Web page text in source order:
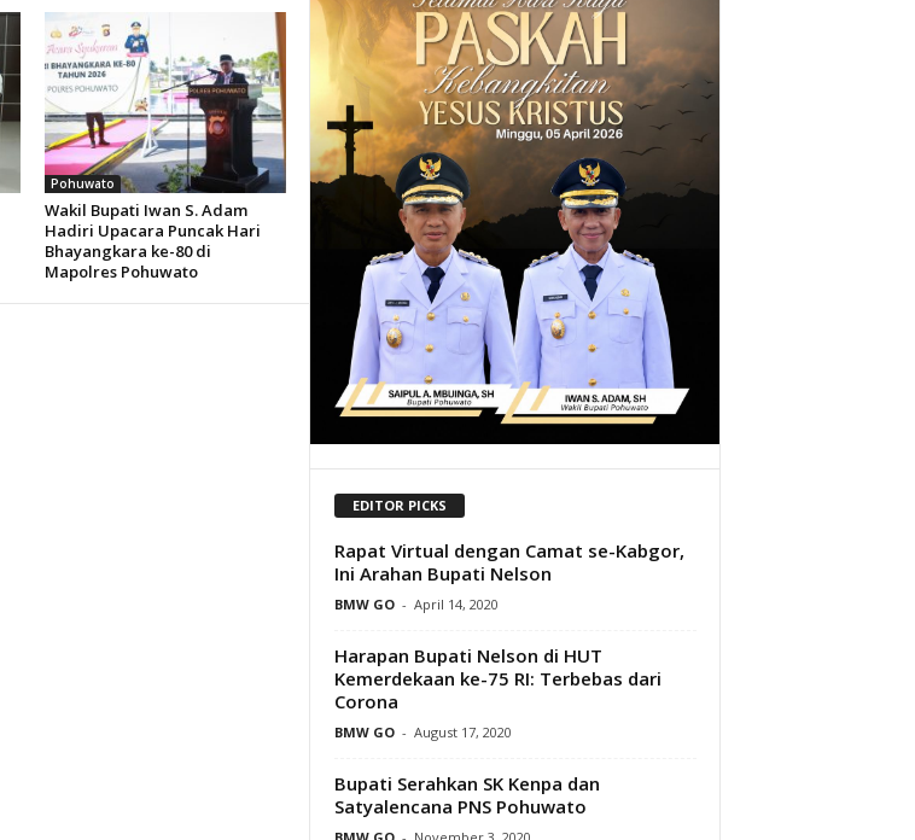
Pohuwato
Wakil Bupati Iwan S. Adam
Hadiri Upacara Puncak Hari
Bhayangkara ke-80 di
Mapolres Pohuwato
EDITOR PICKS
Rapat Virtual dengan Camat se-Kabgor,
Ini Arahan Bupati Nelson
BMW GO - April 14, 2020
Harapan Bupati Nelson di HUT
Kemerdekaan ke-75 RI: Terbebas dari
Corona
BMW GO - August 17, 2020
Bupati Serahkan SK Kenpa dan
Satyalencana PNS Pohuwato